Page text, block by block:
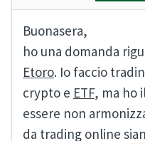
Buonasera,
ho una domanda
Etoro. Io faccio
crypto e ETF, ma ho
essere non
da trading online